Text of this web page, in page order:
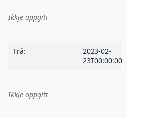
Ikkje oppgitt
Frå:
2023-02-
23T00:00:00Z
til ei implementeringsregel eller
Ikkje oppgitt